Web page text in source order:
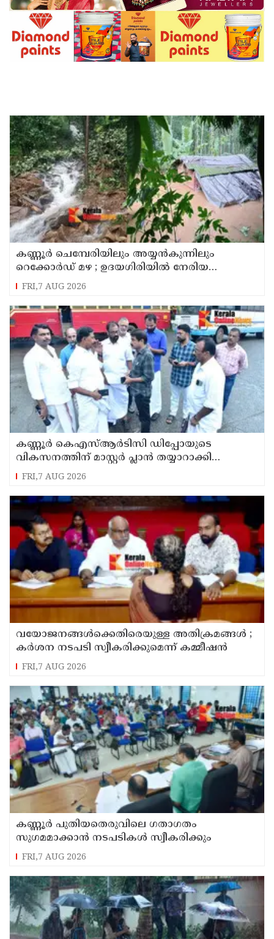
കണ്ണൂർ ചെമ്പേരിയിലും അയ്യൻകുന്നിലും
റെക്കോർഡ് മഴ ; ഉദയഗിരിയിൽ നേരിയ
ഉരുൾപൊട്ടൽ; 13 പേരെ ക്യാമ്പിലേക്ക് മാറ്റി
FRI,7 AUG 2026
കണ്ണൂർ കെഎസ്ആർടിസി ഡിപ്പോയുടെ
വികസനത്തിന് മാസ്റ്റർ പ്ലാൻ തയ്യാറാക്കി
സമർപ്പിക്കും : ടി ഒ മോഹനൻ എം എൽ എ
FRI,7 AUG 2026
വയോജനങ്ങൾക്കെതിരെയുള്ള അതിക്രമങ്ങൾ ;
കർശന നടപടി സ്വീകരിക്കുമെന്ന് കമ്മീഷൻ
FRI,7 AUG 2026
കണ്ണൂർ പുതിയതെരുവിലെ ഗതാഗതം
സുഗമമാക്കാന്‍ നടപടികള്‍ സ്വീകരിക്കും
FRI,7 AUG 2026